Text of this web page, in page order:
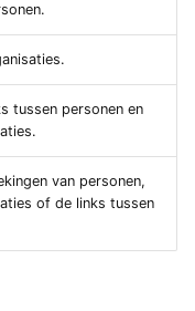
tussen personen en
van personen,
of de links tussen